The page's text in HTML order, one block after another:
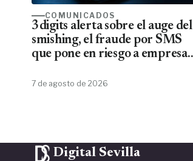
COMUNICADOS
3digits alerta sobre el auge del
smishing, el fraude por SMS
que pone en riesgo a empresas
7 de agosto de 2026
Digital Sevilla